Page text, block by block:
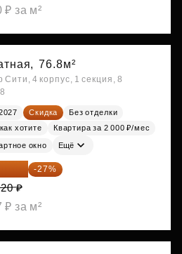
₽ за м²
76.8м²
4 корпус, 1 секция, 8
Скидка
Без отделки
хотите
Квартира за 2 000 ₽/мес
окно Ещё
₽ -27%
₽
₽ за м²